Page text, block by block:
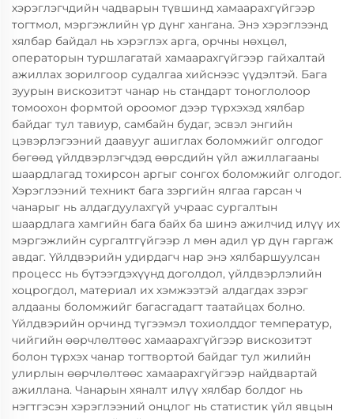
хэрэглэгчдийн чадварын түвшинд хамаарахгүйгээр
тогтмол, мэргэжлийн үр дүнг хангана. Энэ хэрэглээнд
хялбар байдал нь хэрэглэх арга, орчны нөхцөл,
операторын туршлагатай хамаарахгүйгээр гайхалтай
ажиллах зорилгоор судалгаа хийснээс үүдэлтэй. Бага
зуурын вискозитэт чанар нь стандарт тоноглолоор
томоохон формтой ороомог дээр түрхэхэд хялбар
байдаг тул тавиур, самбайн будаг, эсвэл энгийн
цэвэрлэгээний даавууг ашиглах боломжийг олгодог
бөгөөд үйлдвэрлэгчдэд өөрсдийн үйл ажиллагааны
шаардлагад тохирсон аргыг сонгох боломжийг олгодог.
Хэрэглээний техникт бага зэргийн ялгаа гарсан ч
чанарыг нь алдагдуулахгүй учраас сургалтын
шаардлага хамгийн бага байх ба шинэ ажилчид илүү их
мэргэжлийн сургалтгүйгээр л мөн адил үр дүн гаргаж
авдаг. Үйлдвэрийн удирдагч нар энэ хялбаршуулсан
процесс нь бүтээгдэхүүнд доголдол, үйлдвэрлэлийн
хоцрогдол, материал их хэмжээтэй алдагдах зэрэг
алдааны боломжийг багасгадагт таатайцах болно.
Үйлдвэрийн орчинд түгээмэл тохиолддог температур,
чийгийн өөрчлөлтөөс хамаарахгүйгээр вискозитэт
болон түрхэх чанар тогтвортой байдаг тул жилийн
улирлын өөрчлөлтөөс хамаарахгүйгээр найдвартай
ажиллана. Чанарын хяналт илүү хялбар болдог нь
нэгтгэсэн хэрэглээний онцлог нь статистик үйл явцын